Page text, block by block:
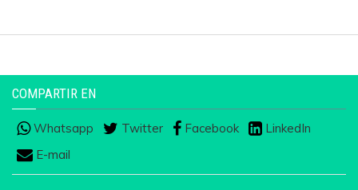
COMPARTIR EN
Whatsapp Twitter Facebook
LinkedIn
E-mail